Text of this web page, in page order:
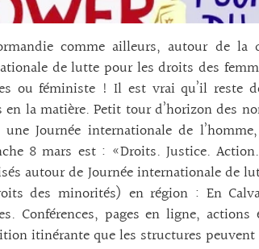
comme ailleurs, autour de
de lutte pour les droits des
ou féministe ! Il est vrai qu’il reste
en la matière. Petit tour d’horizon des
une Journée internationale de
8 mars est : «Droits. Justice.
autour de Journée internationale de
des minorités) en région : En
Conférences, pages en ligne,
itinérante que les structures